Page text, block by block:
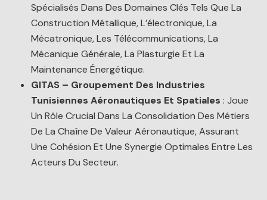
Spécialisés Dans Des Domaines Clés Tels Que La
Construction Métallique, L’électronique, La
Mécatronique, Les Télécommunications, La
Mécanique Générale, La Plasturgie Et La
Maintenance Énergétique.
GITAS – Groupement Des Industries
Tunisiennes Aéronautiques Et Spatiales : Joue
Un Rôle Crucial Dans La Consolidation Des Métiers
De La Chaîne De Valeur Aéronautique, Assurant
Une Cohésion Et Une Synergie Optimales Entre Les
Acteurs Du Secteur.